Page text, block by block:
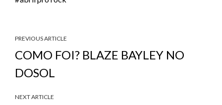
PREVIOUS ARTICLE
COMO FOI? BLAZE BAYLEY NO
DOSOL
NEXT ARTICLE